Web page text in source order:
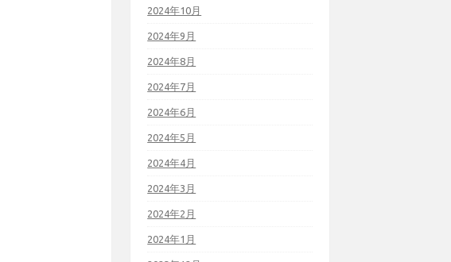
2024年10月
2024年9月
2024年8月
2024年7月
2024年6月
2024年5月
2024年4月
2024年3月
2024年2月
2024年1月